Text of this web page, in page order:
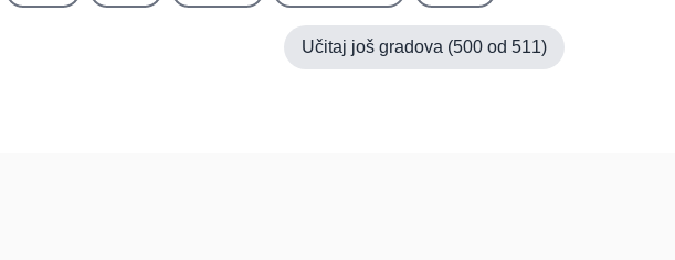
Učitaj još gradova (500 od 511)